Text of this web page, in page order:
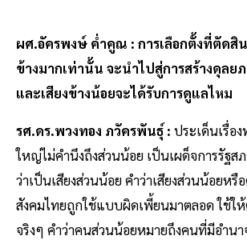
ผศ.อัครพงษ์ ค่ำคูณ : การเลือกตั้งที่ตัดสิ
ข้างมากเท่านั้น จะนำไปสู่การสร้างดุลย
และเสียงข้างน้อยจะได้รับการดูแลไหม
รศ.ดร.พวงทอง ภวัครพันธุ์ : ประเด็นเรื่อ
ใหญ่ไม่คำนึงถึงส่วนน้อย เป็นเผด็จการรัฐสภ
ว่าเป็นเสียงส่วนน้อย คำว่าเสียงส่วนน้อยห
สังคมไทยถูกใช้แบบผิดเพี้ยนมาตลอด ใช้ให้
จริงๆ คำว่าคนส่วนน้อยหมายถึงคนที่มีอำนา